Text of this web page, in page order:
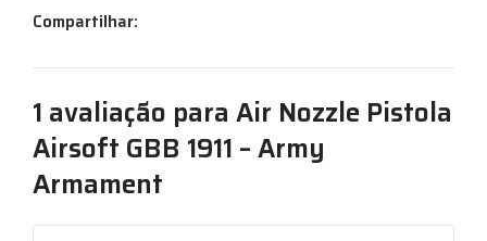
Compartilhar:
1 avaliação para Air Nozzle Pistola
Airsoft GBB 1911 – Army
Armament